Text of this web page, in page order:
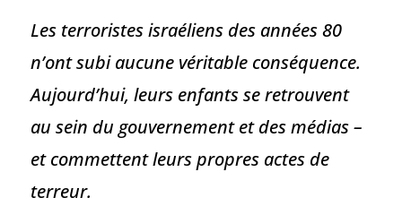
Les terroristes israéliens des années 80
n’ont subi aucune véritable conséquence.
Aujourd’hui, leurs enfants se retrouvent
au sein du gouvernement et des médias –
et commettent leurs propres actes de
terreur.